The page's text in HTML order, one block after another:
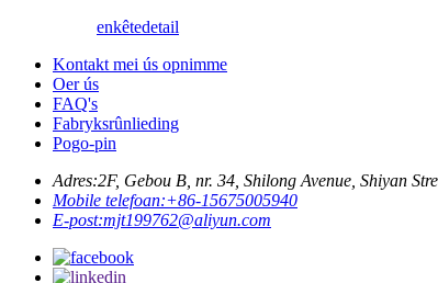
enkêtedetail
Kontakt mei ús opnimme
Oer ús
FAQ's
Fabryksrûnlieding
Pogo-pin
Adres:2F, Gebou B, nr. 34, Shilong Avenue, Shiyan
Mobile telefoan:+86-15675005940
E-post:mjt199762@aliyun.com